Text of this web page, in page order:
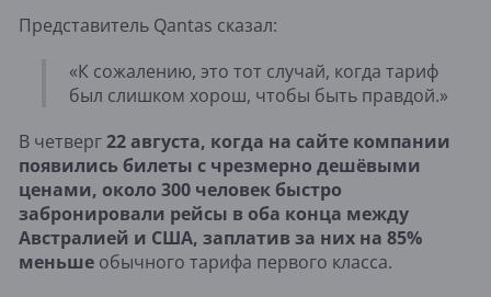
Представитель Qantas сказал:
«К сожалению, это тот случай, когда тариф
был слишком хорош, чтобы быть правдой.»
В четверг22 августа, когда на сайте компании
появились билеты с чрезмерно дешёвыми
ценами, около 300 человек быстро
забронировали рейсы в оба конца между
Австралией и США, заплатив за них на 85%
меньше обычного тарифа первого класса.